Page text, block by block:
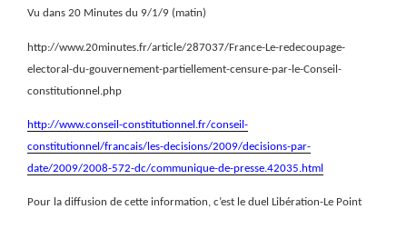
Vu dans 20 Minutes du 9/1/9 (matin)
http://www.20minutes.fr/article/287037/France-Le-redecoupage-
electoral-du-gouvernement-partiellement-censure-par-le-Conseil-
constitutionnel.php
http://www.conseil-constitutionnel.fr/conseil-
constitutionnel/francais/les-decisions/2009/decisions-par-
date/2009/2008-572-dc/communique-de-presse.42035.html
Pour la diffusion de cette information, c’est le duel Libération-Le Point